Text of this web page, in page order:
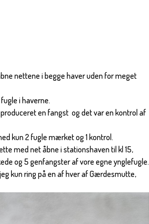
nettene i begge haver uden for meget
i haverne.
en fangst og det var en kontrol af
kun 2 fugle mærket og 1 kontrol.
med net åbne i stationshaven til kl 15,
og 5 genfangster af vore egne ynglefugle.
kun ring på en af hver af Gærdesmutte,